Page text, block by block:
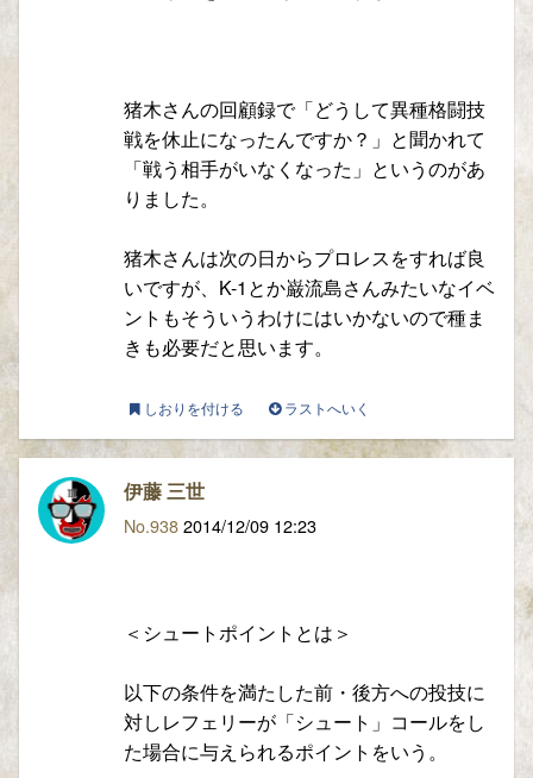
猪木さんの回顧録で「どうして異種格闘技
戦を休止になったんですか？」と聞かれて
「戦う相手がいなくなった」というのがあ
りました。
猪木さんは次の日からプロレスをすれば良
いですが、K-1とか巌流島さんみたいなイベ
ントもそういうわけにはいかないので種ま
きも必要だと思います。
しおりを付ける ラストへいく
伊藤 三世
No.9382014/12/09 12:23
＜シュートポイントとは＞
以下の条件を満たした前・後方への投技に
対しレフェリーが「シュート」コールをし
た場合に与えられるポイントをいう。